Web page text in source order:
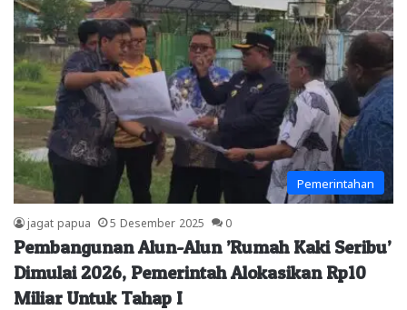
Pemerintahan
jagat papua 5 Desember 2025 0
Pembangunan Alun-Alun ’Rumah Kaki Seribu’
Dimulai 2026, Pemerintah Alokasikan Rp10
Miliar Untuk Tahap I